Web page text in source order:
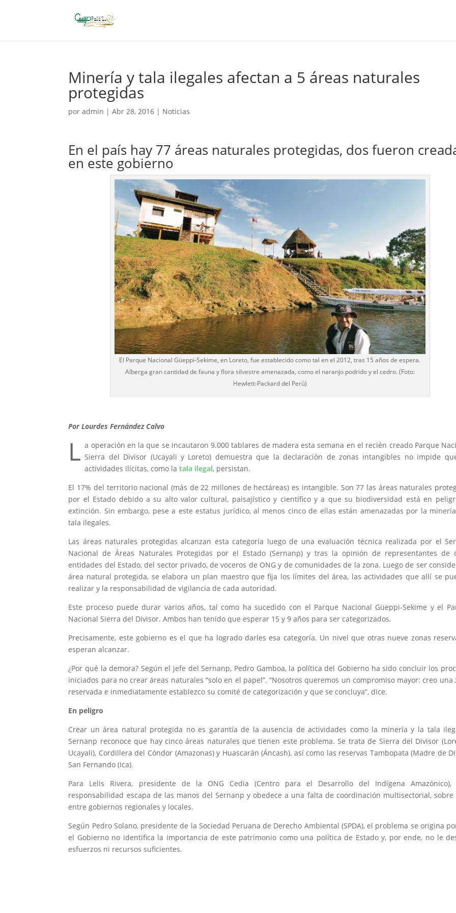
Minería y tala ilegales afectan a 5 áreas naturales
protegidas
poradmin |Abr 28, 2016 | Noticias
En el país hay 77 áreas naturales protegidas, dos fueron
en este gobierno
El Parque Nacional Güeppi-Sekime, en Loreto, fue establecido como tal en el 2012, tras 15 años de espera.
Alberga gran cantidad de fauna y flora silvestre amenazada, como el naranjo podrido y el cedro. (Foto:
Hewlett-Packard del Perú)
Por Lourdes Fernández Calvo
L a operación en la que se incautaron 9.000 tablares de madera esta semana en el recién creado Parque
Sierra del Divisor (Ucayali y Loreto) demuestra que la declaración de zonas intangibles no impide
actividades ilícitas, como latala ilegal, persistan.
El 17% del territorio nacional (más de 22 millones de hectáreas) es intangible. Son 77 las áreas naturales
por el Estado debido a su alto valor cultural, paisajístico y científico y a que su biodiversidad está en
extinción. Sin embargo, pese a este estatus jurídico, al menos cinco de ellas están amenazadas por la
tala ilegales.
Las áreas naturales protegidas alcanzan esta categoría luego de una evaluación técnica realizada por el
Nacional de Áreas Naturales Protegidas por el Estado (Sernanp) y tras la opinión de representantes de
entidades del Estado, del sector privado, de voceros de ONG y de comunidades de la zona. Luego de ser
área natural protegida, se elabora un plan maestro que fija los límites del área, las actividades que allí se
realizar y la responsabilidad de vigilancia de cada autoridad.
Este proceso puede durar varios años, tal como ha sucedido con el Parque Nacional Güeppi-Sekime y el
Nacional Sierra del Divisor. Ambos han tenido que esperar 15 y 9 años para ser categorizados.
Precisamente, este gobierno es el que ha logrado darles esa categoría. Un nivel que otras nueve zonas
esperan alcanzar.
¿Por qué la demora? Según el jefe del Sernanp, Pedro Gamboa, la política del Gobierno ha sido concluir los
iniciados para no crear áreas naturales “solo en el papel”. “Nosotros queremos un compromiso mayor: creo una
reservada e inmediatamente establezco su comité de categorización y que se concluya”, dice.
En peligro
Crear un área natural protegida no es garantía de la ausencia de actividades como la minería y la tala
Sernanp reconoce que hay cinco áreas naturales que tienen este problema. Se trata de Sierra del Divisor
Ucayali), Cordillera del Cóndor (Amazonas) y Huascarán (Áncash), así como las reservas Tambopata (Madre de
San Fernando (Ica).
Para Lelis Rivera, presidente de la ONG Cedia (Centro para el Desarrollo del Indígena Amazónico),
responsabilidad escapa de las manos del Sernanp y obedece a una falta de coordinación multisectorial, sobre
entre gobiernos regionales y locales.
Según Pedro Solano, presidente de la Sociedad Peruana de Derecho Ambiental (SPDA), el problema se origina
el Gobierno no identifica la importancia de este patrimonio como una política de Estado y, por ende, no le
esfuerzos ni recursos suficientes.